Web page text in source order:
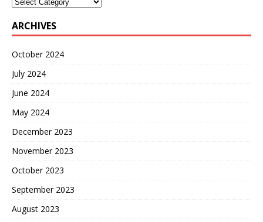
ARCHIVES
October 2024
July 2024
June 2024
May 2024
December 2023
November 2023
October 2023
September 2023
August 2023